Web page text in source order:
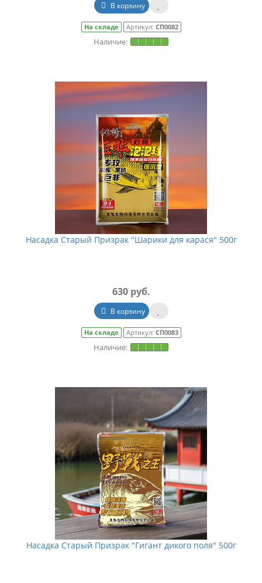
В корзину
На складе Артикул: СП0082
Насадка Старый Призрак "Шарики для карася" 500г
630 руб.
В корзину
На складе Артикул: СП0083
Насадка Старый Призрак "Гигант дикого поля" 500г